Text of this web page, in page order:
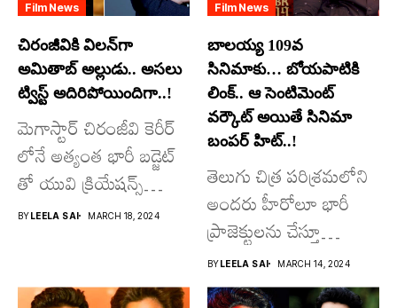
Film News
చిరంజీవికి విలన్‌గా
అమితాబ్ అల్లుడు.. అసలు
ట్విస్ట్ అదిరిపోయిందిగా..!
మెగాస్టార్ చిరంజీవి కెరీర్
లోనే అత్యంత భారీ బడ్జెట్
తో యువి క్రియేషన్స్
రూపొందిస్తున్న
BY LEELA SAI MARCH 18, 2024
Film News
బాలయ్య 109వ
సినిమాకు… బోయపాటికి
లింక్.. ఆ సెంటిమెంట్
వర్కౌట్ అయితే సినిమా
బంపర్ హిట్..!
తెలుగు చిత్ర పరిశ్రమలోని
అందరు హీరోలూ భారీ
ప్రాజెక్టులను చేస్తూ
దూసుకుపోతోన్నారు.
అందులో కొందరు
BY LEELA SAI MARCH 14, 2024